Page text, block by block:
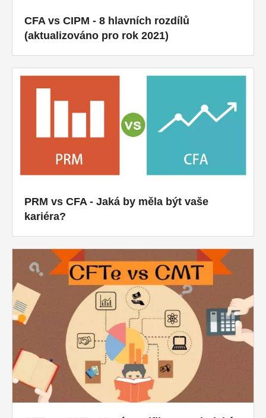
CFA vs CIPM - 8 hlavních rozdílů
(aktualizováno pro rok 2021)
PRM vs CFA - Jaká by měla být vaše
kariéra?